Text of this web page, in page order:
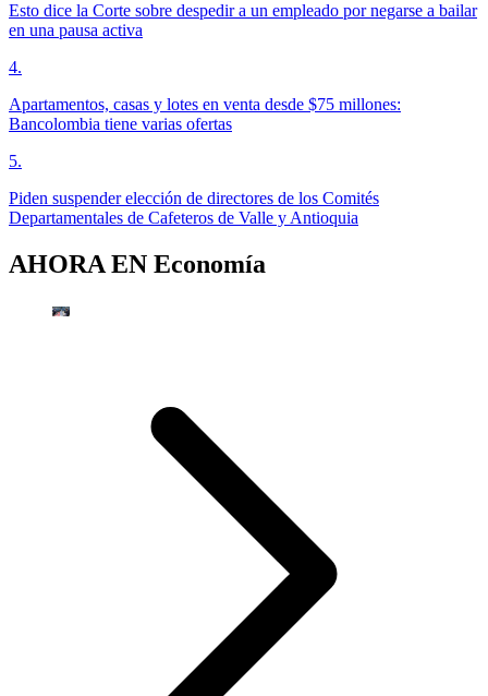
Esto dice la Corte sobre despedir a un empleado por negarse a bailar
en una pausa activa
4.
Apartamentos, casas y lotes en venta desde $75 millones:
Bancolombia tiene varias ofertas
5.
Piden suspender elección de directores de los Comités
Departamentales de Cafeteros de Valle y Antioquia
AHORA EN Economía